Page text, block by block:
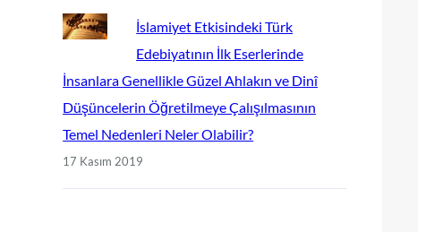
İslamiyet Etkisindeki Türk
Edebiyatının İlk Eserlerinde
İnsanlara Genellikle Güzel Ahlakın ve Dinî
Düşüncelerin Öğretilmeye Çalışılmasının
Temel Nedenleri Neler Olabilir?
17 Kasım 2019